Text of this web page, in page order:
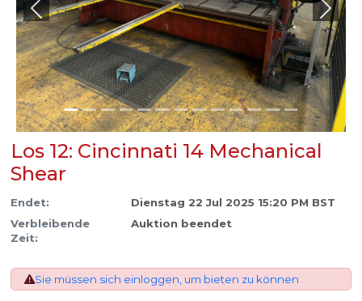
Previous Next
Los 12: Cincinnati 14 Mechanical
Shear
Endet:
Dienstag 22 Jul 2025 15:20 PM BST
Verbleibende
Zeit:
Auktion beendet
Sie müssen sich einloggen, um bieten zu können